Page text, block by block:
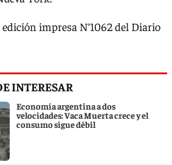
impresa N°1062 del Diario
INTERESAR
Economía argentina a dos
velocidades: Vaca Muerta crece y el
consumo sigue débil